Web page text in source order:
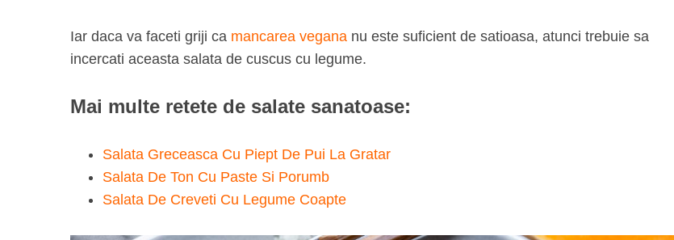
Iar daca va faceti griji ca mancarea vegana nu este suficient de satioasa, atunci trebuie sa
incercati aceasta salata de cuscus cu legume.
Mai multe retete de salate sanatoase:
Salata Greceasca Cu Piept De Pui La Gratar
Salata De Ton Cu Paste Si Porumb
Salata De Creveti Cu Legume Coapte
e
r
h
f